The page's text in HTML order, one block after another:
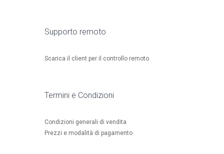
Supporto remoto
Scarica il client per il controllo remoto
Termini e Condizioni
Condizioni generali di vendita
Prezzi e modalità di pagamento